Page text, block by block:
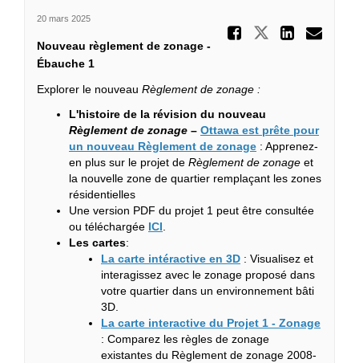
20 mars 2025
Partager
Nouveau règlement de zonage -
Ébauche 1
Explorer le nouveau Règlement de zonage :
L'histoire de la révision du nouveau
Règlement de zonage – Ottawa est prête pour
un nouveau Règlement de zonage(Liens externes)
: Apprenez-
en plus sur le projet de Règlement de zonage et
la nouvelle zone de quartier remplaçant les zones
résidentielles
Une version PDF du projet 1 peut être consultée
ou téléchargée ICI
Les cartes:
La carte intéractive en 3D(Liens externes)
: Visualisez et
interagissez avec le zonage proposé dans
votre quartier dans un environnement bâti
3D.
La carte interactive du Projet 1 - Zonage(Liens
: Comparez les règles de zonage
existantes du Règlement de zonage 2008-